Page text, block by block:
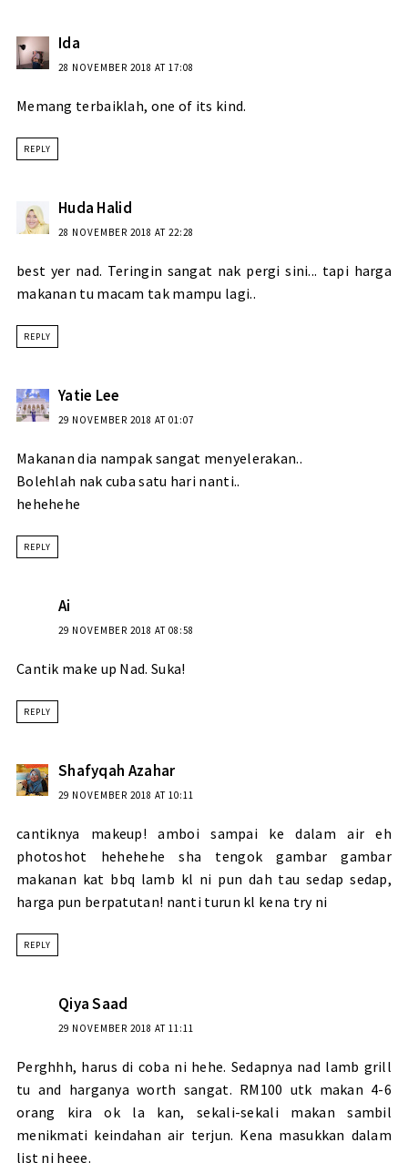
Ida
28 NOVEMBER 2018 AT 17:08
Memang terbaiklah, one of its kind.
REPLY
Huda Halid
28 NOVEMBER 2018 AT 22:28
best yer nad. Teringin sangat nak pergi sini... tapi harga
makanan tu macam tak mampu lagi..
REPLY
Yatie Lee
29 NOVEMBER 2018 AT 01:07
Makanan dia nampak sangat menyelerakan..
Bolehlah nak cuba satu hari nanti..
hehehehe
REPLY
Ai
29 NOVEMBER 2018 AT 08:58
Cantik make up Nad. Suka!
REPLY
Shafyqah Azahar
29 NOVEMBER 2018 AT 10:11
cantiknya makeup! amboi sampai ke dalam air eh
photoshot hehehehe sha tengok gambar gambar
makanan kat bbq lamb kl ni pun dah tau sedap sedap,
harga pun berpatutan! nanti turun kl kena try ni
REPLY
Qiya Saad
29 NOVEMBER 2018 AT 11:11
Perghhh, harus di coba ni hehe. Sedapnya nad lamb grill
tu and harganya worth sangat. RM100 utk makan 4-6
orang kira ok la kan, sekali-sekali makan sambil
menikmati keindahan air terjun. Kena masukkan dalam
list ni heee.